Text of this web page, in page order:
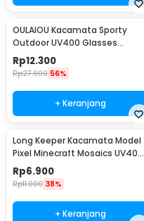
OULAIOU Kacamata Sporty
Outdoor UV400 Glasses
Silicone Frame - 9837
Rp12.300
Rp27.900 56%
+ Keranjang
Long Keeper Kacamata Model
Pixel Minecraft Mosaics UV400
- 088
Rp6.900
Rp11.000 38%
+ Keranjang